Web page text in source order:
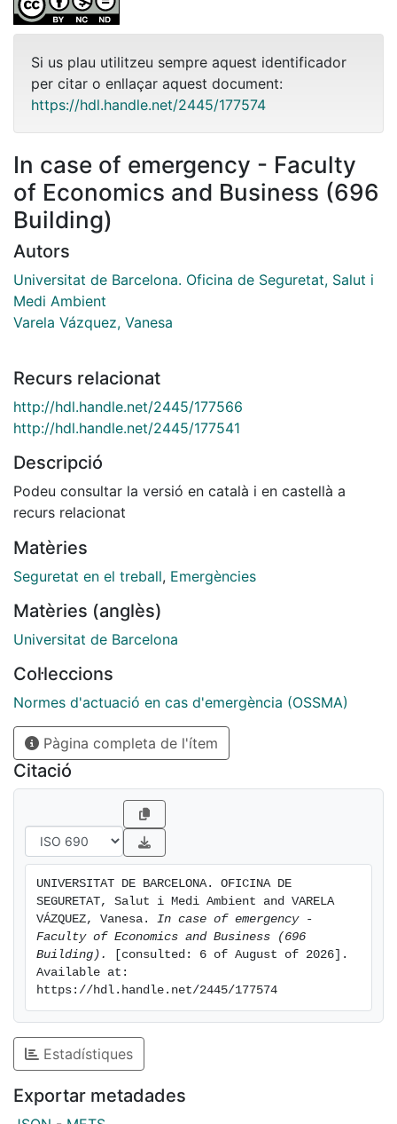
Si us plau utilitzeu sempre aquest identificador
per citar o enllaçar aquest document:
https://hdl.handle.net/2445/177574
In case of emergency - Faculty
of Economics and Business (696
Building)
Autors
Universitat de Barcelona. Oficina de Seguretat, Salut i
Medi Ambient
Varela Vázquez, Vanesa
Recurs relacionat
http://hdl.handle.net/2445/177566
http://hdl.handle.net/2445/177541
Descripció
Podeu consultar la versió en català i en castellà a
recurs relacionat
Matèries
Seguretat en el treball, Emergències
Matèries (anglès)
Universitat de Barcelona
Col·leccions
Normes d'actuació en cas d'emergència (OSSMA)
Pàgina completa de l'ítem
Citació
UNIVERSITAT DE BARCELONA. OFICINA DE
SEGURETAT, Salut i Medi Ambient and VARELA
VÁZQUEZ, Vanesa. In case of emergency -
Faculty of Economics and Business (696
Building).
[consulted: 6 of August of 2026].
Available at:
https://hdl.handle.net/2445/177574
Estadístiques
Exportar metadades